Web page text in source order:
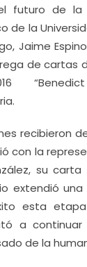
futuro de la
de la
Jaime
de cartas
recibieron
con la
su
extendió
esta
a
de la